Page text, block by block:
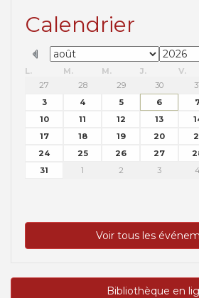
Calendrier
L. M. M. J. V.
27
28 29 30
3
4 5 6
10
11 12 13
17
18 19 20
24
25 26 27
31
1 2 3
Voir tous les
Bibliothèque en